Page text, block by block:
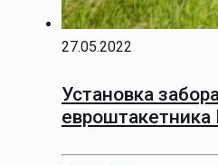
27.05.2022
Установка